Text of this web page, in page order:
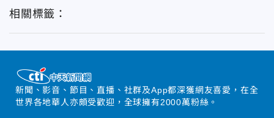
相關標籤：
新聞、影音、節目、直播、社群及App都深獲網友喜愛，在全
世界各地華人亦頗受歡迎，全球擁有2000萬粉絲。